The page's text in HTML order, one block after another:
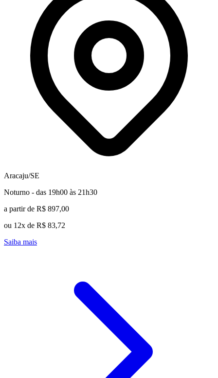
Aracaju/SE
Noturno - das 19h00 às 21h30
a partir de R$ 897,00
ou 12x de R$ 83,72
Saiba mais